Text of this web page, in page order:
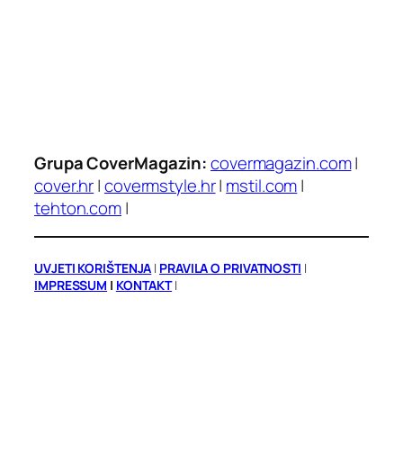
Grupa CoverMagazin:covermagazin.com|
cover.hr|covermstyle.hr| mstil.com|
tehton.com|
UVJETI KORIŠTENJA | PRAVILA O PRIVATNOSTI |
IMPRESSUM | KONTAKT|